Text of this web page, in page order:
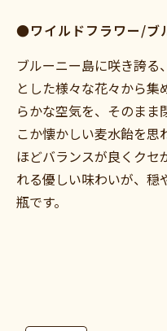
●ワイルドフラワー/ブ
ブルーニー島に咲き誇る
とした様々な花々から
らかな空気を、そのまま
こか懐かしい麦水飴を思
ほどバランスが良くクセ
れる優しい味わいが、穏
瓶です。